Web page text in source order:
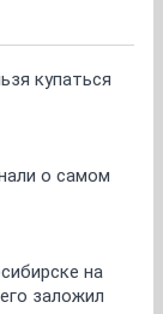
купаться
о самом
на
заложил